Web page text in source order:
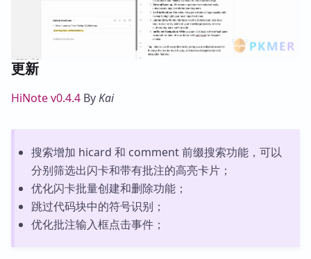
更新
HiNote v0.4.4 ByKai
搜索增加 hicard 和 comment 前缀搜索功能，可以
分别筛选出闪卡和带有批注的高亮卡片；
优化闪卡批量创建和删除功能；
跳过代码块中的符号识别；
优化批注输入框点击事件；